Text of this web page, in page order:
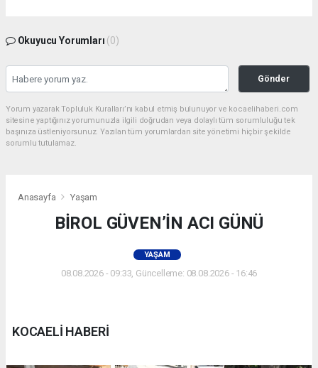
Okuyucu Yorumları (0)
Gönder
Yorum yazarak Topluluk Kuralları’nı kabul etmiş bulunuyor ve kocaelihaberi.com
sitesine yaptığınız yorumunuzla ilgili doğrudan veya dolaylı tüm sorumluluğu tek
başınıza üstleniyorsunuz. Yazılan tüm yorumlardan site yönetimi hiçbir şekilde
sorumlu tutulamaz.
Anasayfa Yaşam
BİROL GÜVEN’İN ACI GÜNÜ
YAŞAM
08.08.2026 - 09:33, Güncelleme: 08.08.2026 - 16:46
KOCAELİ HABERİ